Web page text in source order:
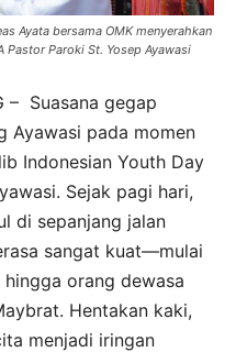
Ayata bersama OMK menyerahkan
Pastor Paroki St. Yosep Ayawasi
– Suasana gegap
Ayawasi pada momen
Indonesian Youth Day
Sejak pagi hari,
di sepanjang jalan
sangat kuat—mulai
orang dewasa
Hentakan kaki,
menjadi iringan